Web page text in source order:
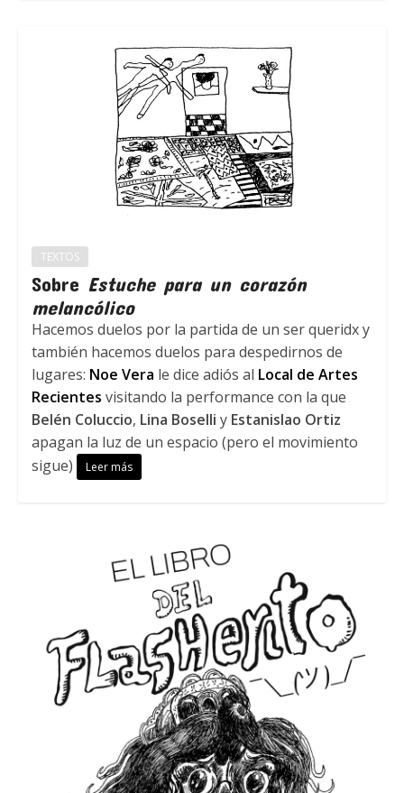
TEXTOS
Sobre Estuche para un corazón
melancólico
Hacemos duelos por la partida de un ser queridx y
también hacemos duelos para despedirnos de
lugares: Noe Vera le dice adiós al Local de Artes
Recientes visitando la performance con la que
Belén Coluccio, Lina Boselli y Estanislao Ortiz
apagan la luz de un espacio (pero el movimiento
sigue)
Leer más